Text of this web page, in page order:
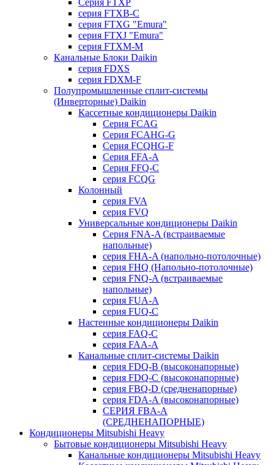
Серия FTXP
серия FTXB-C
серия FTXG "Emura"
серия FTXJ "Emura"
серия FTXM-M
Канальные Блоки Daikin
серия FDXS
серия FDXM-F
Полупромышленные сплит-системы
(Инверторные) Daikin
Кассетные кондиционеры Daikin
Серия FCAG
Серия FCAHG-G
Серия FCQHG-F
Серия FFA-A
Серия FFQ-C
серия FCQG
Колонный
серия FVA
серия FVQ
Универсальные кондиционеры Daikin
Серия FNA-A (встраиваемые
напольные)
серия FHA-A (напольно-потолочные)
серия FHQ (Напольно-потолочные)
серия FNQ-A (встраиваемые
напольные)
серия FUA-A
серия FUQ-C
Настенные кондиционеры Daikin
серия FAQ-C
серия FAA-A
Канальные сплит-системы Daikin
серия FDQ-B (высоконапорные)
серия FDQ-C (высоконапорные)
серия FBQ-D (средненапорные)
серия FDA-A (высоконапорные)
СЕРИЯ FBA-A
(СРЕДНЕНАПОРНЫЕ)
Кондиционеры Mitsubishi Heavy
Бытовые кондиционеры Mitsubishi Heavy
Канальные кондиционеры Mitsubishi Heavy